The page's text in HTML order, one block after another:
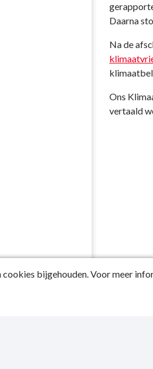
Daarna
Na de
Ons
vertaald
bijgehouden. Voor meer